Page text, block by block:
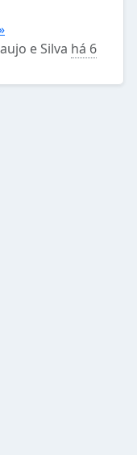
e Silva há 6